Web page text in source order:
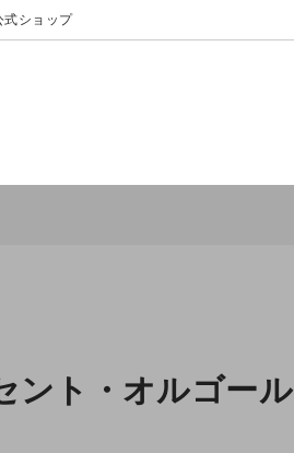
式ショップ
ント・オルゴール